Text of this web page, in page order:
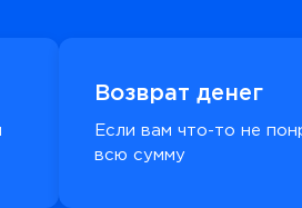
Возврат денег
Если вам что-то не
всю сумму